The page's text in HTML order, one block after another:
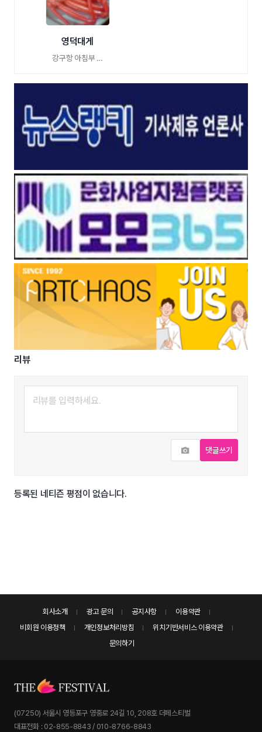
영덕대게
강구항 아침부 …
리뷰
사진추가
댓글쓰기
등록된 네티즌 평점이 없습니다.
회사소개 광고 문의 공지사항
이용약관
비회원 이용정책
개인정보처리방침
위치기반서비스 이용약관
문의하기
(07250) 서울시 영등포구 영중로 24길 10, 208호 더페스티벌
대표전화 : 02-855-8843 / 010-8766-8843